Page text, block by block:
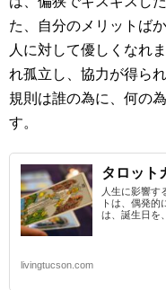
た、自分のメリットば
人に対して優しくなれ
れ孤立し、協力が得ら
規則は誰の為に、何の
す。
タロット
人生に影響す
トは、偶発
は、誕生日を
livingtucson.com